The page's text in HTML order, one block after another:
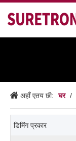
अहाँ एतय छी: घर /
डिमिंग प्रकार